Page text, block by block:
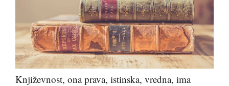
Književnost, ona prava, istinska, vredna, ima